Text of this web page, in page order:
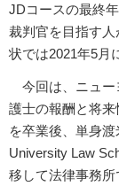
JDコースの最終
裁判官を目指す
状では2021年5月
今回は、ニュー
護士の報酬と将
を卒業後、単身
University Law
移して法律事務